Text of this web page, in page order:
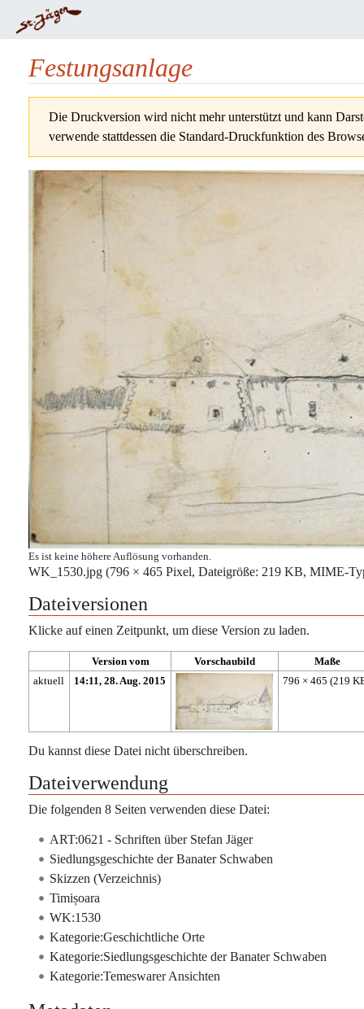
Festungsanlage
Die Druckversion wird nicht mehr unterstützt und kann
verwende stattdessen die Standard-Druckfunktion des
Es ist keine höhere Auflösung vorhanden.
WK_1530.jpg (796 × 465 Pixel, Dateigröße: 219 KB, MIME-
Dateiversionen
Klicke auf einen Zeitpunkt, um diese Version zu laden.
Version vom Vorschaubild
Maße
aktuell
14:11, 28. Aug. 2015 796 × 465(219
Du kannst diese Datei nicht überschreiben.
Dateiverwendung
Die folgenden 8 Seiten verwenden diese Datei:
ART:0621 - Schriften über Stefan Jäger
Siedlungsgeschichte der Banater Schwaben
Skizzen (Verzeichnis)
Timișoara
WK:1530
Kategorie:Geschichtliche Orte
Kategorie:Siedlungsgeschichte der Banater Schwaben
Kategorie:Temeswarer Ansichten